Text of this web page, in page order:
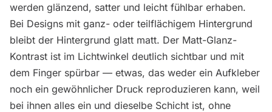
werden glänzend, satter und leicht fühlbar erhaben.
Bei Designs mit ganz- oder teilflächigem Hintergrund
bleibt der Hintergrund glatt matt. Der Matt-Glanz-
Kontrast ist im Lichtwinkel deutlich sichtbar und mit
dem Finger spürbar — etwas, das weder ein Aufkleber
noch ein gewöhnlicher Druck reproduzieren kann, weil
bei ihnen alles ein und dieselbe Schicht ist, ohne